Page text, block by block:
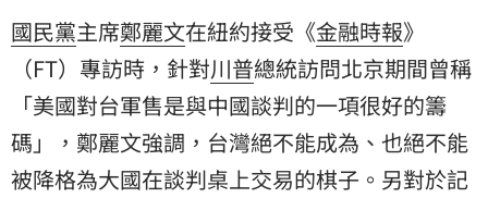
國民黨主席鄭麗文在紐約接受《金融時報》
（FT）專訪時，針對川普總統訪問北京期間曾稱
「美國對台軍售是與中國談判的一項很好的籌
碼」，鄭麗文強調，台灣絕不能成為、也絕不能
被降格為大國在談判桌上交易的棋子。另對於記